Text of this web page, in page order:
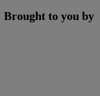
Brought to you by